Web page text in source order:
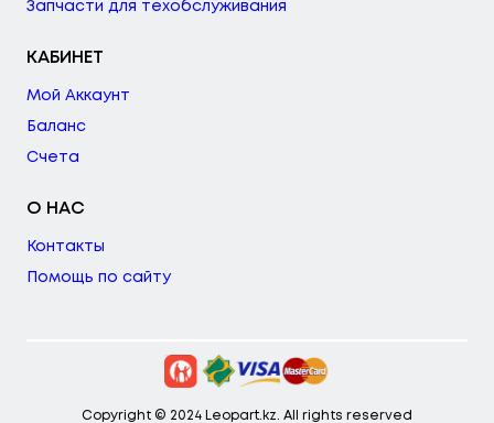
Запчасти для техобслуживания
КАБИНЕТ
Мой Аккаунт
Баланс
Счета
О НАС
Контакты
Помощь по сайту
Copyright © 2024 Leopart.kz. All rights reserved